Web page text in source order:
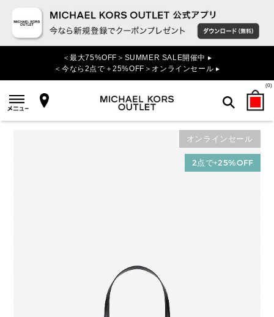
＜最大75%OFF＞SUMMER SALE開催中 ▸
＜今なら2点で＋25%OFF＞オンラインセール ▸
(0)
検索
オンラインセール
2点で+25%OFF